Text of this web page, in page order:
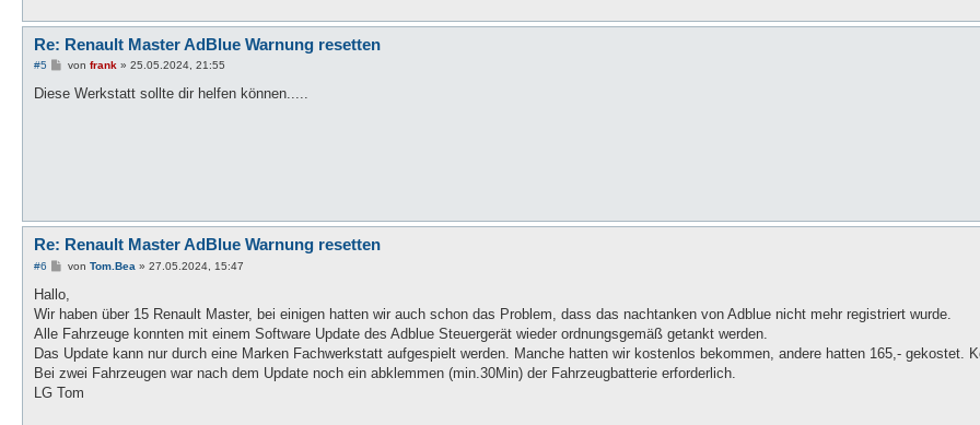
Re: Renault Master AdBlue Warnung resetten
#5
B
i
von frank » 25.05.2024, 21:55
Diese Werkstatt sollte dir helfen können.....
Re: Renault Master AdBlue Warnung resetten
#6
B
i
r
a
von Tom.Bea » 27.05.2024, 15:47
Hallo,
Wir haben über 15 Renault Master, bei einigen hatten wir auch schon das Problem, dass das nachtanken von Adblue nicht mehr registriert wurde.
Alle Fahrzeuge konnten mit einem Software Update des Adblue Steuergerät wieder ordnungsgemäß getankt werden.
Das Update kann nur durch eine Marken Fachwerkstatt aufgespielt werden. Manche hatten wir kostenlos bekommen, andere hatten 165,- gekostet.
Bei zwei Fahrzeugen war nach dem Update noch ein abklemmen (min.30Min) der Fahrzeugbatterie erforderlich.
LG Tom